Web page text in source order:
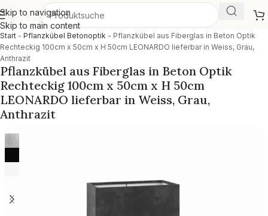
Skip to navigation
Skip to main content
Start - Pflanzkübel Betonoptik - Pflanzkübel aus Fiberglas in Beton Optik
Rechteckig 100cm x 50cm x H 50cm LEONARDO lieferbar in Weiss, Grau,
Anthrazit
Pflanzkübel aus Fiberglas in Beton Optik
Rechteckig 100cm x 50cm x H 50cm
LEONARDO lieferbar in Weiss, Grau,
Anthrazit